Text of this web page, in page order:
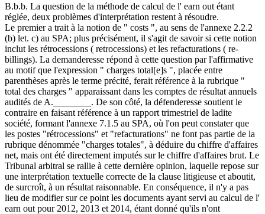
B.b.b. La question de la méthode de calcul de l' earn out étant
réglée, deux problèmes d'interprétation restent à résoudre.
Le premier a trait à la notion de " costs ", au sens de l'annexe 2.2.2
(b) let. c) au SPA; plus précisément, il s'agit de savoir si cette notion
inclut les rétrocessions ( retrocessions) et les refacturations ( re-
billings). La demanderesse répond à cette question par l'affirmative
au motif que l'expression " charges total[e]s ", placée entre
parenthèses après le terme précité, ferait référence à la rubrique "
total des charges " apparaissant dans les comptes de résultat annuels
audités de A.________. De son côté, la défenderesse soutient le
contraire en faisant référence à un rapport trimestriel de ladite
société, formant l'annexe 7.1.5 au SPA, où l'on peut constater que
les postes "rétrocessions" et "refacturations" ne font pas partie de la
rubrique dénommée "charges totales", à déduire du chiffre d'affaires
net, mais ont été directement imputés sur le chiffre d'affaires brut. Le
Tribunal arbitral se rallie à cette dernière opinion, laquelle repose sur
une interprétation textuelle correcte de la clause litigieuse et aboutit,
de surcroît, à un résultat raisonnable. En conséquence, il n'y a pas
lieu de modifier sur ce point les documents ayant servi au calcul de l'
earn out pour 2012, 2013 et 2014, étant donné qu'ils n'ont